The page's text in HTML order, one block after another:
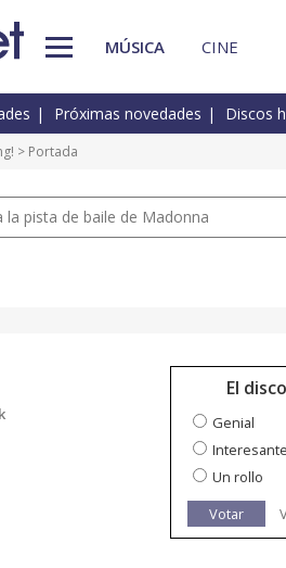
MÚSICA CINE
Próximas novedades Discos
> Portada
pista de baile de Madonna
El
Genial
Interesante
Un rollo
Votar